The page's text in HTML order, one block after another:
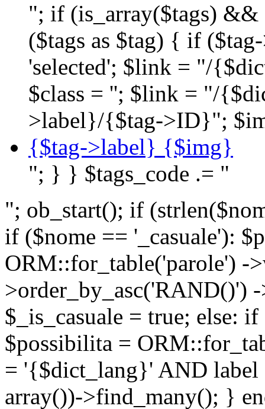
"; if (is_array($tags) &&
($tags as $tag) { if
'selected'; $link = "/
$class = ''; $link = "/
>label}/{$tag->ID}";
{$tag->label} {$img}
"; } } $tags_code .= "
"; ob_start(); if
if ($nome == '_casuale'):
ORM::for_table('parole') -
>order_by_asc('RAND()')
$_is_casuale = true; else:
$possibilita =
= '{$dict_lang}' AND
array())->find_many(); }